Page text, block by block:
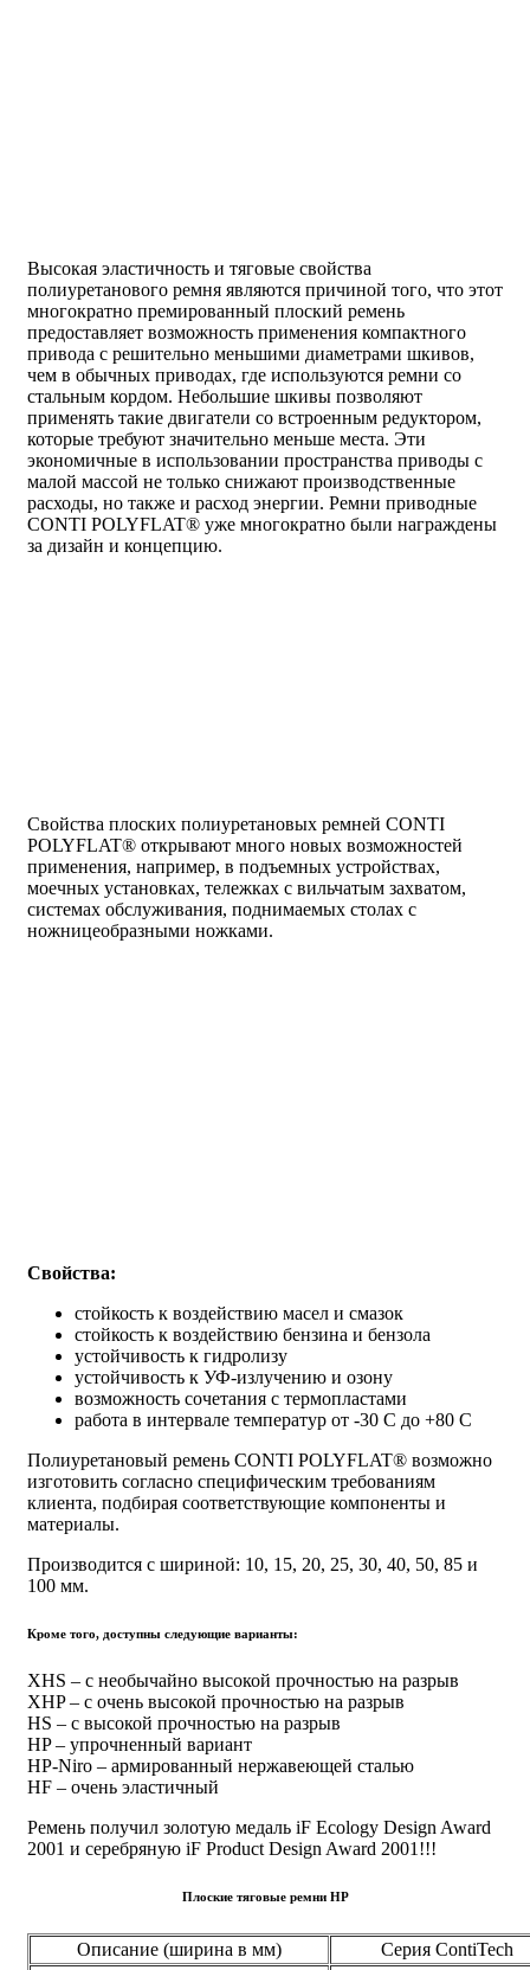
Высокая эластичность и тяговые свойства
полиуретанового ремня являются причиной того, что этот
многократно премированный плоский ремень
предоставляет возможность применения компактного
привода с решительно меньшими диаметрами шкивов,
чем в обычных приводах, где используются ремни со
стальным кордом. Небольшие шкивы позволяют
применять такие двигатели со встроенным редуктором,
которые требуют значительно меньше места. Эти
экономичные в использовании пространства приводы с
малой массой не только снижают производственные
расходы, но также и расход энергии. Ремни приводные
CONTI POLYFLAT® уже многократно были награждены
за дизайн и концепцию.
Свойства плоских полиуретановых ремней CONTI
POLYFLAT® открывают много новых возможностей
применения, например, в подъемных устройствах,
моечных установках, тележках с вильчатым захватом,
системах обслуживания, поднимаемых столах с
ножницеобразными ножками.
Свойства:
стойкость к воздействию масел и смазок
стойкость к воздействию бензина и бензола
устойчивость к гидролизу
устойчивость к УФ-излучению и озону
возможность сочетания с термопластами
работа в интервале температур от -30 С до +80 С
Полиуретановый ремень CONTI POLYFLAT® возможно
изготовить согласно специфическим требованиям
клиента, подбирая соответствующие компоненты и
материалы.
Производится с шириной: 10, 15, 20, 25, 30, 40, 50, 85 и
100 мм.
Кроме того, доступны следующие варианты:
XHS – с необычайно высокой прочностью на разрыв
XHP – с очень высокой прочностью на разрыв
HS – с высокой прочностью на разрыв
HP – упрочненный вариант
HP-Niro – армированный нержавеющей сталью
HF – очень эластичный
Ремень получил золотую медаль iF Ecology Design Award
2001 и серебряную iF Product Design Award 2001!!!
Плоские тяговые ремни HP
Описание (ширина в мм)
Серия ContiTech